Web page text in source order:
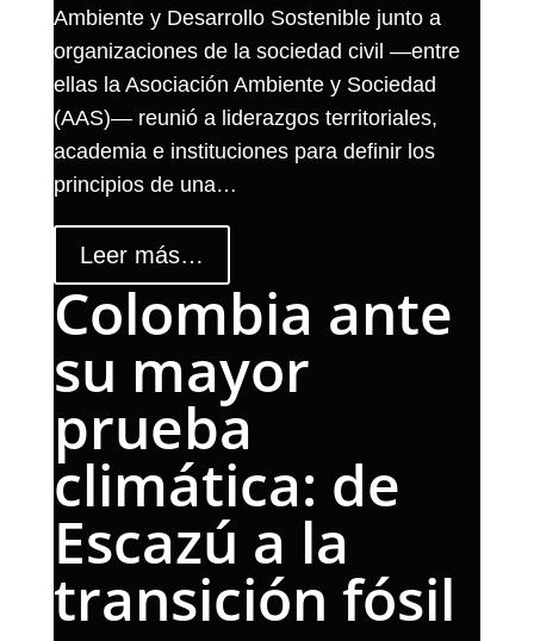
Ambiente y Desarrollo Sostenible junto a
organizaciones de la sociedad civil —entre
ellas la Asociación Ambiente y Sociedad
(AAS)— reunió a liderazgos territoriales,
academia e instituciones para definir los
principios de una…
Leer más…
Colombia ante
su mayor
prueba
climática: de
Escazú a la
transición fósil